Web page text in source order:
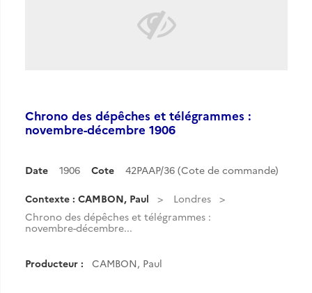
Chrono des dépêches et télégrammes :
novembre-décembre 1906
Date 1906 Cote 42PAAP/36 (Cote de commande)
Contexte : CAMBON, Paul
Londres
Chrono des dépêches et télégrammes :
novembre-décembre...
Producteur : CAMBON, Paul